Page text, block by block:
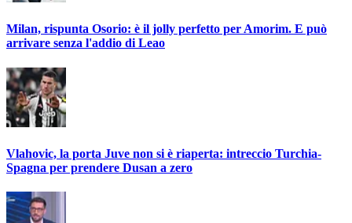
Milan, rispunta Osorio: è il jolly perfetto per Amorim. E può
arrivare senza l'addio di Leao
Vlahovic, la porta Juve non si è riaperta: intreccio Turchia-
Spagna per prendere Dusan a zero